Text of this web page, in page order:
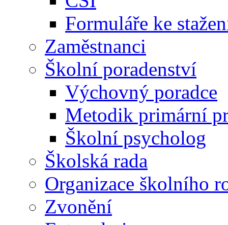
Formuláře ke
Zaměstnanci
Školní poradenství
Výchovný poradce
Metodik primární
Školní psycholog
Školská rada
Organizace školního
Zvonění